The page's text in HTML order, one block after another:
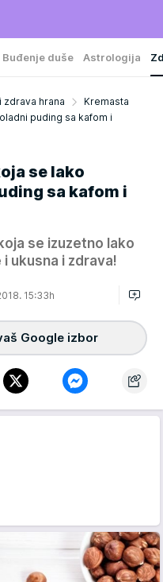
Buđenje duše Astrologija
zdrava hrana
Kremasta
puding sa kafom i
se lako
sa kafom i
se izuzetno lako
ukusna i zdrava!
15:33h
Google izbor